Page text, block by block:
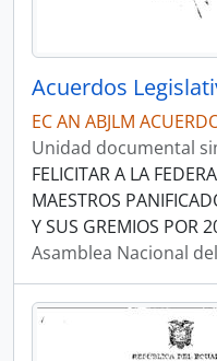
Acuerdos
EC AN ABJLM
Unidad documental
FELICITAR A LA
MAESTROS
Y SUS GREMIOS POR
Asamblea Nacional